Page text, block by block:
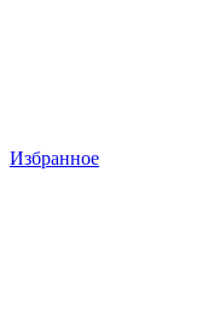
Избранное